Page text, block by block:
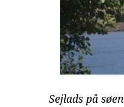
Sejlads på